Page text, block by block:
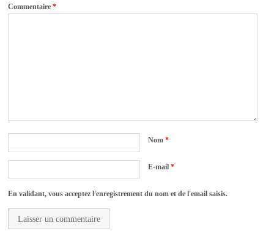
Commentaire*
Nom*
E-mail*
En validant, vous acceptez l'enregistrement du nom et de l'email saisis.